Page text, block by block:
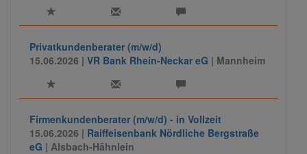
Privatkundenberater (m/w/d)
15.06.2026 | VR Bank Rhein-Neckar eG | Mannheim
Firmenkundenberater (m/w/d) - in Vollzeit
15.06.2026 | Raiffeisenbank Nördliche Bergstraße
eG | Alsbach-Hähnlein